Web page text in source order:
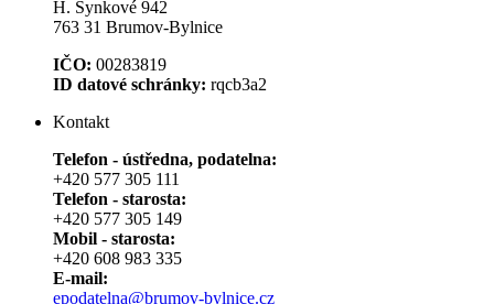
H. Synkové 942
763 31 Brumov-Bylnice
IČO: 00283819
ID datové schránky: rqcb3a2
Kontakt
Telefon - ústředna, podatelna:
+420 577 305 111
Telefon - starosta:
+420 577 305 149
Mobil - starosta:
+420 608 983 335
E-mail:
epodatelna@brumov-bylnice.cz